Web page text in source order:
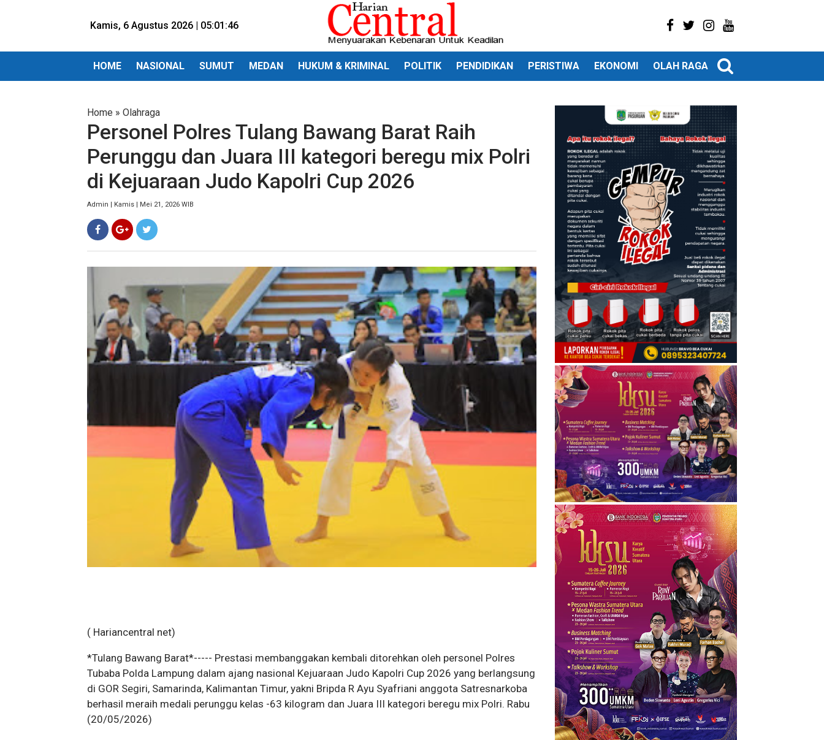
Kamis, 6 Agustus 2026 | 05:01:48
HOME NASIONAL SUMUT MEDAN HUKUM & KRIMINAL POLITIK PENDIDIKAN PERISTIWA EKONOMI OLAH RAGA
Home » Olahraga
Personel Polres Tulang Bawang Barat Raih
Perunggu dan Juara III kategori beregu mix Polri
di Kejuaraan Judo Kapolri Cup 2026
Admin | Kamis | Mei 21, 2026 WIB
( Hariancentral net)
*Tulang Bawang Barat*----- Prestasi membanggakan kembali ditorehkan oleh personel Polres
Tubaba Polda Lampung dalam ajang nasional Kejuaraan Judo Kapolri Cup 2026 yang berlangsung
di GOR Segiri, Samarinda, Kalimantan Timur, yakni Bripda R Ayu Syafriani anggota Satresnarkoba
berhasil meraih medali perunggu kelas -63 kilogram dan Juara III kategori beregu mix Polri. Rabu
(20/05/2026)